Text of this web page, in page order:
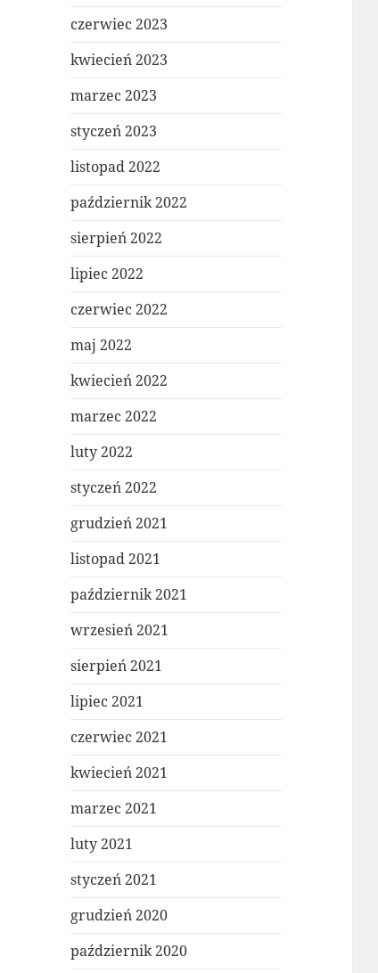
czerwiec 2023
kwiecień 2023
marzec 2023
styczeń 2023
listopad 2022
październik 2022
sierpień 2022
lipiec 2022
czerwiec 2022
maj 2022
kwiecień 2022
marzec 2022
luty 2022
styczeń 2022
grudzień 2021
listopad 2021
październik 2021
wrzesień 2021
sierpień 2021
lipiec 2021
czerwiec 2021
kwiecień 2021
marzec 2021
luty 2021
styczeń 2021
grudzień 2020
październik 2020